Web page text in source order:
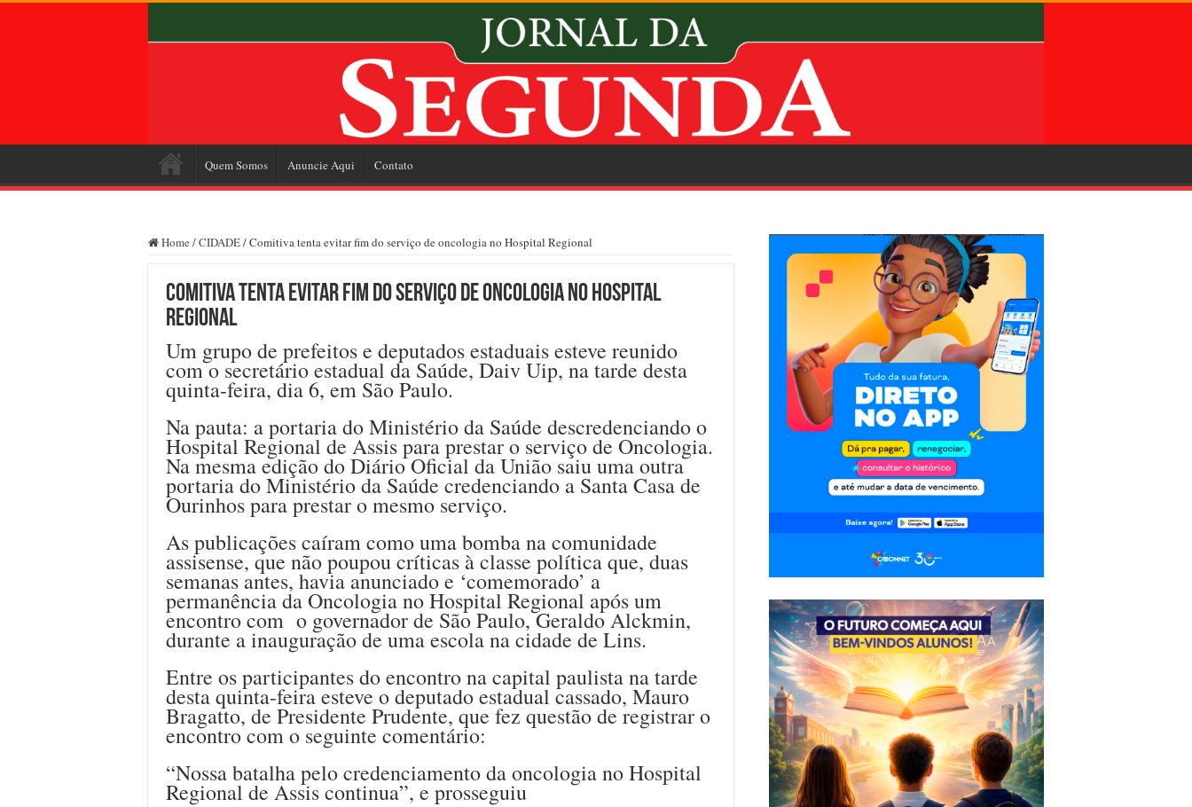
Quem Somos Anuncie Aqui Contato
Home /CIDADE/Comitiva tenta evitar fim do serviço de oncologia no Hospital Regional
Comitiva tenta evitar fim do serviço de oncologia no Hospital
Regional
Um grupo de prefeitos e deputados estaduais esteve reunido
com o secretário estadual da Saúde, Daiv Uip, na tarde desta
quinta-feira, dia 6, em São Paulo.
Na pauta: a portaria do Ministério da Saúde descredenciando o
Hospital Regional de Assis para prestar o serviço de Oncologia.
Na mesma edição do Diário Oficial da União saiu uma outra
portaria do Ministério da Saúde credenciando a Santa Casa de
Ourinhos para prestar o mesmo serviço.
As publicações caíram como uma bomba na comunidade
assisense, que não poupou críticas à classe política que, duas
semanas antes, havia anunciado e ‘comemorado’ a
permanência da Oncologia no Hospital Regional após um
encontro com o governador de São Paulo, Geraldo Alckmin,
durante a inauguração de uma escola na cidade de Lins.
Entre os participantes do encontro na capital paulista na tarde
desta quinta-feira esteve o deputado estadual cassado, Mauro
Bragatto, de Presidente Prudente, que fez questão de registrar o
encontro com o seguinte comentário:
“Nossa batalha pelo credenciamento da oncologia no Hospital
Regional de Assis continua”, e prosseguiu